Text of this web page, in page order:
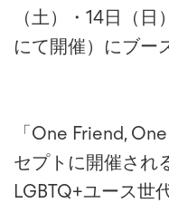
（土）・14日（
にて開催）にブー
「One Friend,
セプトに開催され
LGBTQ+ユース世